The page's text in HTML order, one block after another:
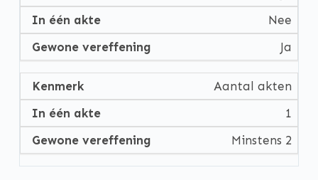
Nee
Ja
Aantal akten
1
Minstens 2